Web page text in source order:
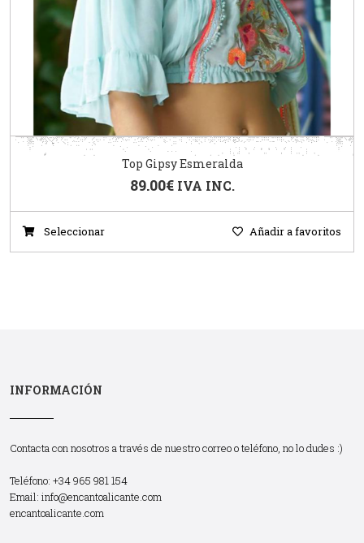
Top Gipsy Esmeralda
89.00€ IVA INC.
Seleccionar Añadir a favoritos
INFORMACIÓN
Contacta con nosotros a través de nuestro correo o teléfono, no lo dudes :)
Teléfono: +34 965 981 154
Email: info@encantoalicante.com
encantoalicante.com